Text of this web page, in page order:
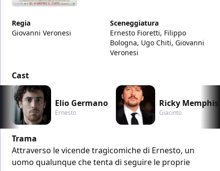
Regia
Giovanni Veronesi
Sceneggiatura
Ernesto Fioretti, Filippo
Bologna, Ugo Chiti, Giovanni
Veronesi
Cast
Elio Germano
Ernesto
Ricky Memphis
Giacinto
Trama
Attraverso le vicende tragicomiche di Ernesto, un
uomo qualunque che tenta di seguire le proprie